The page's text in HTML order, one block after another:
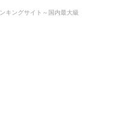
キングサイト～国内最大級